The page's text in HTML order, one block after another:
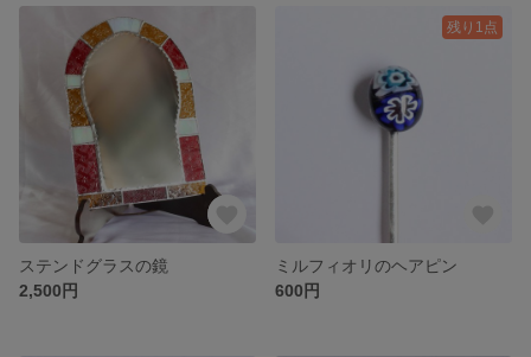
ステンドグラスの鏡
2,500円
残り1点
ミルフィオリのヘアピン
600円